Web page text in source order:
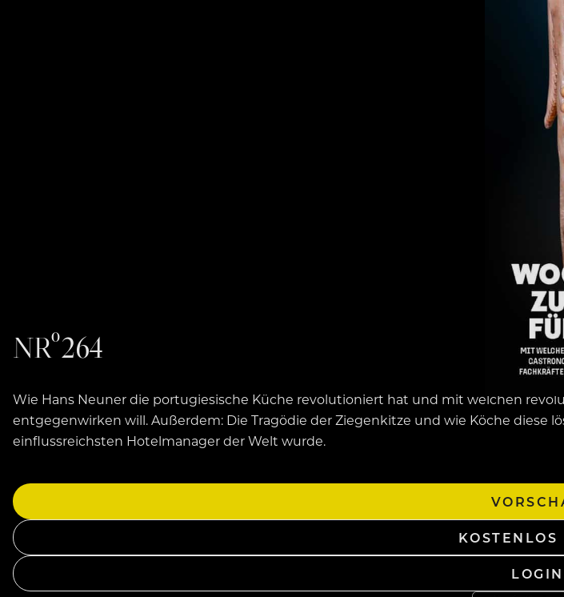
NRº264
Wie Hans Neuner die portugiesische Küche revolutioniert hat und mit welchen
entgegenwirken will. Außerdem: Die Tragödie der Ziegenkitze und wie Köche diese
einflussreichsten Hotelmanager der Welt wurde.
KOSTENLOS
LOGIN